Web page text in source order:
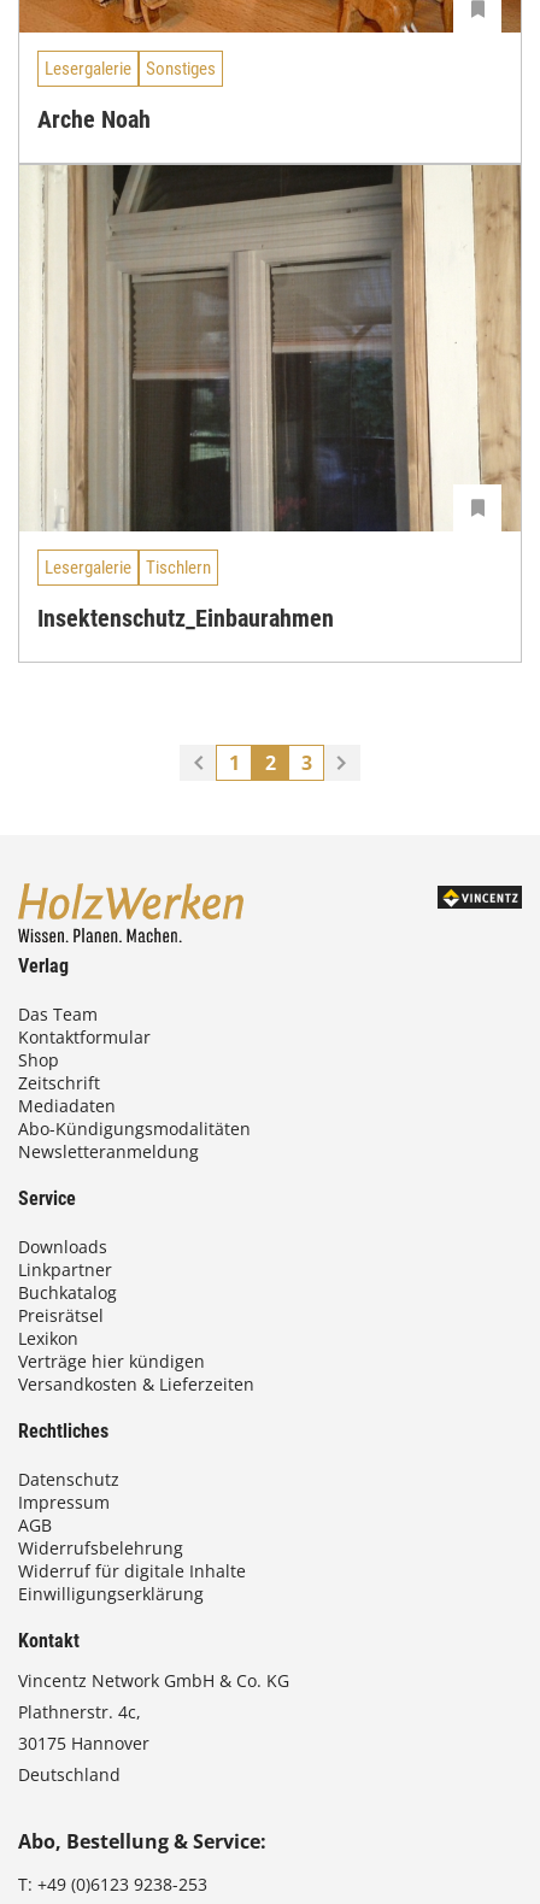
Lesergalerie Sonstiges
Arche Noah
Lesergalerie Tischlern
Insektenschutz_Einbaurahmen
1 2 3
Verlag
Das Team
Kontaktformular
Shop
Zeitschrift
Mediadaten
Abo-Kündigungsmodalitäten
Newsletteranmeldung
Service
Downloads
Linkpartner
Buchkatalog
Preisrätsel
Lexikon
Verträge hier kündigen
Versandkosten & Lieferzeiten
Rechtliches
Datenschutz
Impressum
AGB
Widerrufsbelehrung
Widerruf für digitale Inhalte
Einwilligungserklärung
Kontakt
Vincentz Network GmbH & Co. KG
Plathnerstr. 4c,
30175 Hannover
Deutschland
Abo, Bestellung & Service:
T: +49 (0)6123 9238-253